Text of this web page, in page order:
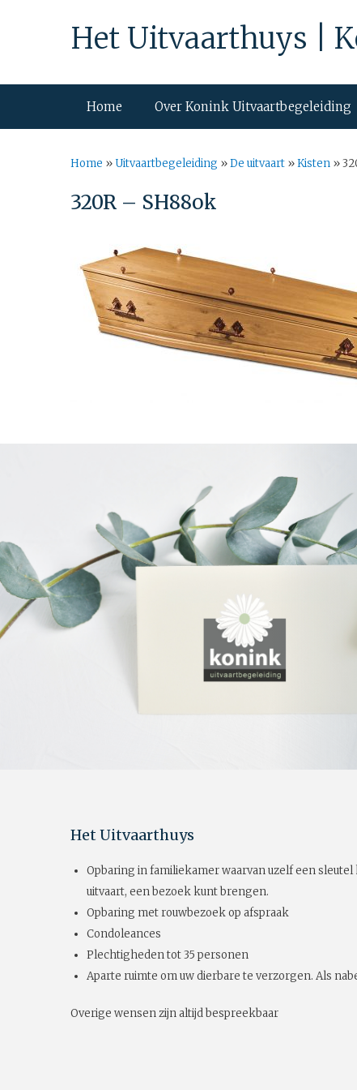
Het Uitvaarthuys |
Home Over Konink Uitvaartbegeleiding
Home »Uitvaartbegeleiding »De uitvaart »Kisten »
320R – SH88ok
Het Uitvaarthuys
Opbaring in familiekamer waarvan uzelf een
uitvaart, een bezoek kunt brengen.
Opbaring met rouwbezoek op afspraak
Condoleances
Plechtigheden tot 35 personen
Aparte ruimte om uw dierbare te verzorgen. Als
Overige wensen zijn altijd bespreekbaar